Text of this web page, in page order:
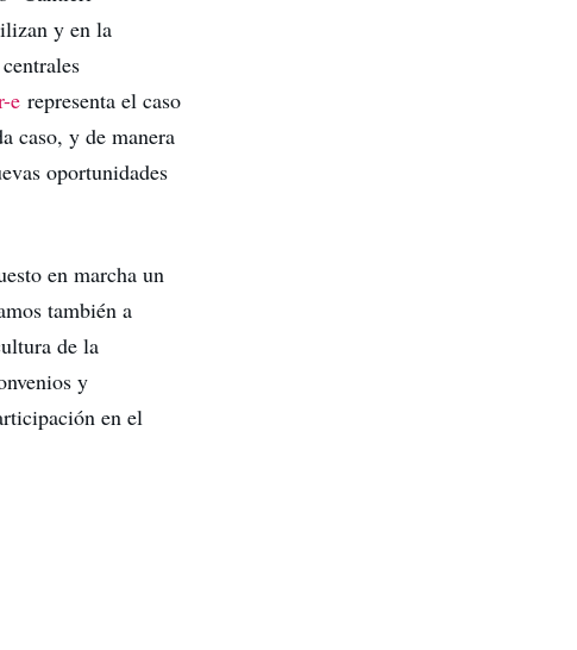
y en la
e representa el caso
caso, y de manera
oportunidades
en marcha un
también a
de la
y
en el